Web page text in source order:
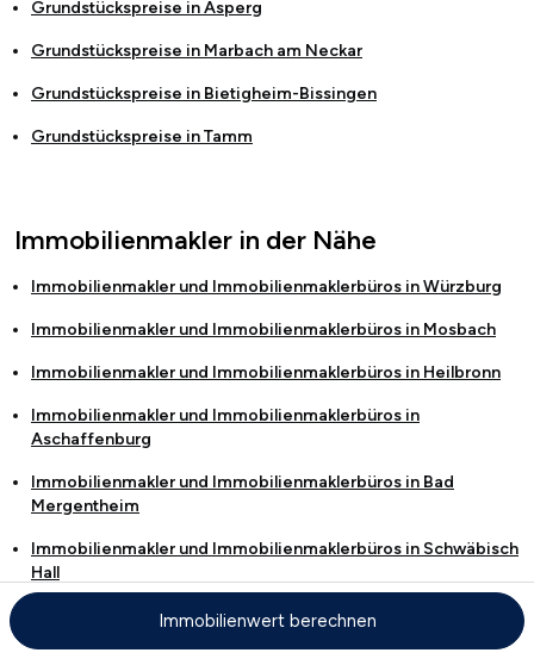
Grundstückspreise inAsperg
Grundstückspreise in Marbach am Neckar
Grundstückspreise in Bietigheim-Bissingen
Grundstückspreise inTamm
Immobilienmakler in der Nähe
Immobilienmakler und Immobilienmaklerbüros inWürzburg
Immobilienmakler und Immobilienmaklerbüros in Mosbach
Immobilienmakler und Immobilienmaklerbüros in Heilbronn
Immobilienmakler und Immobilienmaklerbüros in
Aschaffenburg
Immobilienmakler und Immobilienmaklerbüros in Bad
Mergentheim
Immobilienmakler und Immobilienmaklerbüros in Schwäbisch
Hall
Immobilienmakler und Immobilienmaklerbüros in
Immobilienwert berechnen